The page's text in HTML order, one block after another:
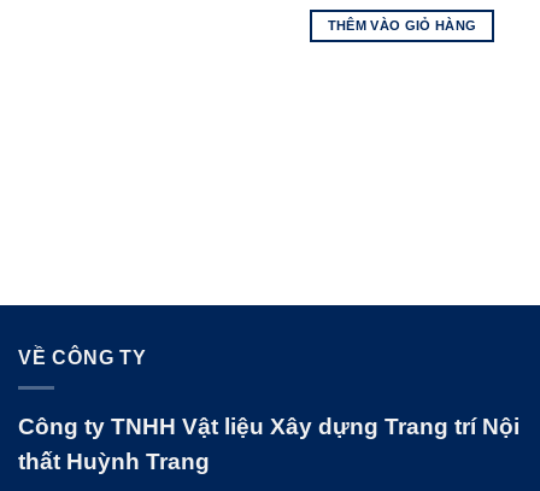
THÊM VÀO GIỎ HÀNG
VỀ CÔNG TY
Công ty TNHH Vật liệu Xây dựng Trang trí Nội
thất Huỳnh Trang